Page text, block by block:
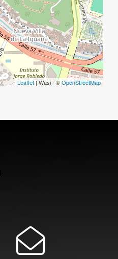
Leaflet | Wasi - ©OpenStreetMap